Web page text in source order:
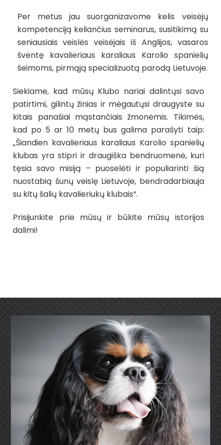
Per metus jau suorganizavome kelis veisėjų
kompetenciją keliančius seminarus, susitikimą su
seniausiais veislės veisėjais iš Anglijos, vasaros
šventę kavalieriaus karaliaus Karolio spanielių
šeimoms, pirmąją specializuotą parodą Lietuvoje.
Siekiame, kad mūsų Klubo nariai dalintųsi savo
patirtimi, gilintų žinias ir mėgautųsi draugyste su
kitais panašiai mąstančiais žmonėmis. Tikimės,
kad po 5 ar 10 metų bus galima parašyti taip:
„Šiandien kavalieriaus karaliaus Karolio spanielių
klubas yra stipri ir draugiška bendruomenė, kuri
tęsia savo misiją – puoselėti ir populiarinti šią
nuostabią šunų veislę Lietuvoje, bendradarbiauja
su kitų šalių kavalieriukų klubais“.
Prisijunkite prie mūsų ir būkite mūsų istorijos
dalimi!